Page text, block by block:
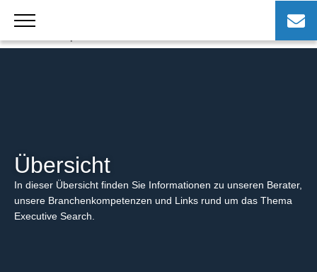
Inhalt
springen
Sitemap
Übersicht
In dieser Übersicht finden Sie Informationen zu unseren Berater,
unsere Branchenkompetenzen und Links rund um das Thema
Executive Search.